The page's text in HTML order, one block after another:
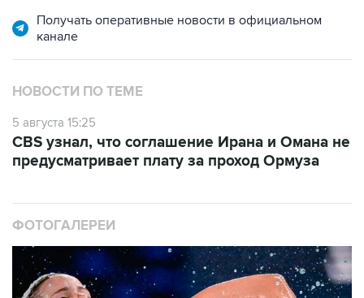
Получать оперативные новости в официальном
канале
НОВОСТИ ПО ТЕМЕ
5 августа 15:25
CBS узнал, что соглашение Ирана и Омана не
предусматривает плату за проход Ормуза
ФОТОГАЛЕРЕИ